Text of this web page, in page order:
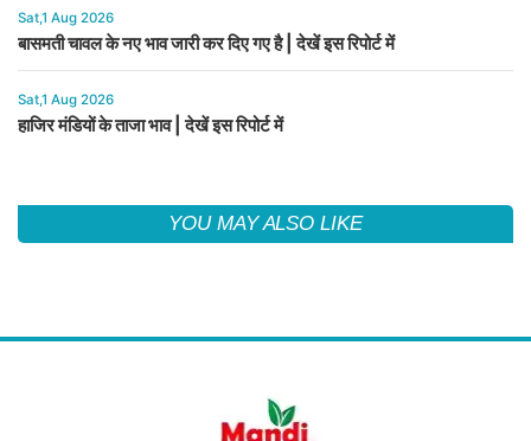
Sat,1 Aug 2026
बासमती चावल के नए भाव जारी कर दिए गए है | देखें इस रिपोर्ट में
Sat,1 Aug 2026
हाजिर मंडियों के ताजा भाव | देखें इस रिपोर्ट में
YOU MAY ALSO LIKE